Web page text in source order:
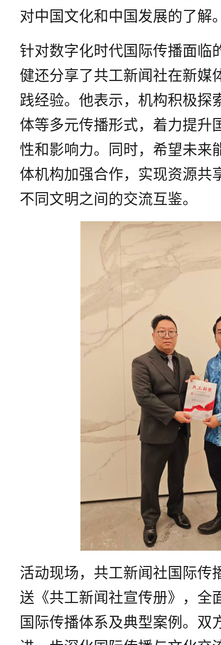
对中国文化和中国发展的了解
针对数字化时代国际传播面临
健还分享了共工新闻社在新媒
践经验。他表示，机构积极探
体等多元传播形式，着力提升
性和影响力。同时，希望未来
体机构加强合作，实现资源共
不同文明之间的交流互鉴。
活动现场，共工新闻社国际传
送《共工新闻社宣传册》，全
国际传播体系及典型案例。双